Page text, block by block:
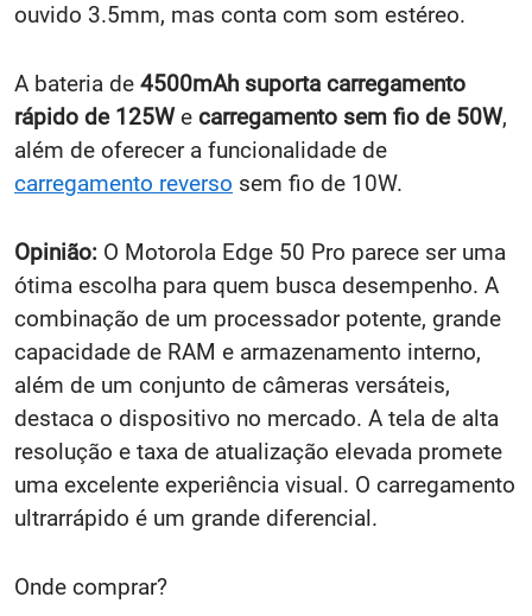
ouvido 3.5mm, mas conta com som estéreo.
A bateria de 4500mAh suporta carregamento
rápido de 125We carregamento sem fio de 50W,
além de oferecer a funcionalidade de
carregamento reverso sem fio de 10W.
Opinião: O Motorola Edge 50 Pro parece ser uma
ótima escolha para quem busca desempenho. A
combinação de um processador potente, grande
capacidade de RAM e armazenamento interno,
além de um conjunto de câmeras versáteis,
destaca o dispositivo no mercado. A tela de alta
resolução e taxa de atualização elevada promete
uma excelente experiência visual. O carregamento
ultrarrápido é um grande diferencial.
Onde comprar?